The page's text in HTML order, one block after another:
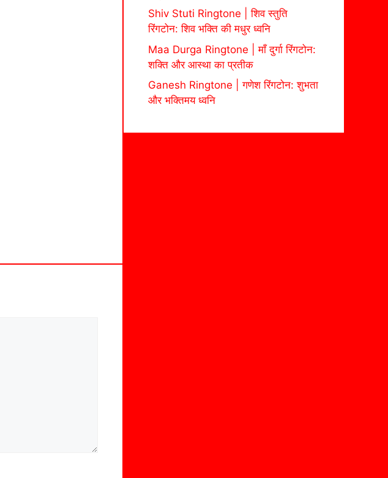
Shiv Stuti Ringtone | शिव स्तुति
रिंगटोन: शिव भक्ति की मधुर ध्वनि
Maa Durga Ringtone | माँ दुर्गा रिंगटोन:
शक्ति और आस्था का प्रतीक
Ganesh Ringtone | गणेश रिंगटोन: शुभता
और भक्तिमय ध्वनि